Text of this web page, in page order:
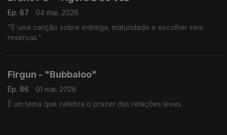
Ep. 87
04 mai. 2026
"É uma canção sobre entrega, maturidade e escolher sem
reservas."
Firgun - "Bubbaloo"
Ep. 86
01 mai. 2026
É um tema que celebra o prazer das relações leves.